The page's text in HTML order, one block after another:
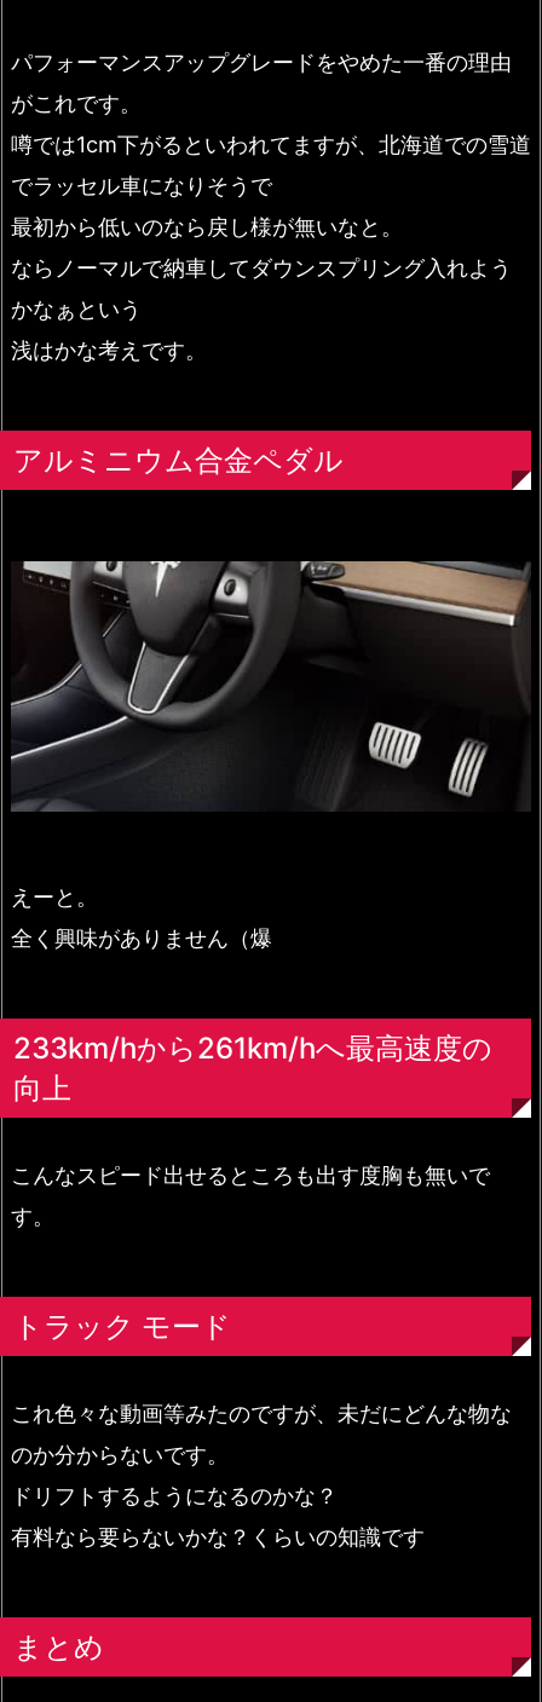
パフォーマンスアップグレードをやめた一番の理由
がこれです。
噂では1cm下がるといわれてますが、北海道での雪道
でラッセル車になりそうで
最初から低いのなら戻し様が無いなと。
ならノーマルで納車してダウンスプリング入れよう
かなぁという
浅はかな考えです。
アルミニウム合金ペダル
えーと。
全く興味がありません（爆
233km/hから261km/hへ最高速度の
向上
こんなスピード出せるところも出す度胸も無いで
す。
トラック モード
これ色々な動画等みたのですが、未だにどんな物な
のか分からないです。
ドリフトするようになるのかな？
有料なら要らないかな？くらいの知識です
まとめ